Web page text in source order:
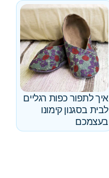
איך לתפור כפות רגליים
לבית בסגנון קימונו
בעצמכם